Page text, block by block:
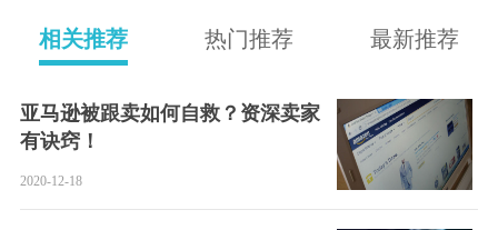
相关推荐 最新推荐
亚马逊被跟卖如何自救？资深卖家